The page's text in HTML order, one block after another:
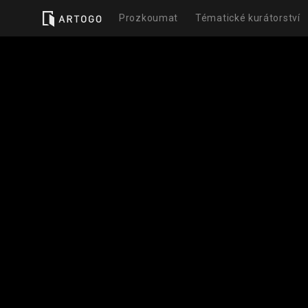
Prozkoumat Tématické kurátorství